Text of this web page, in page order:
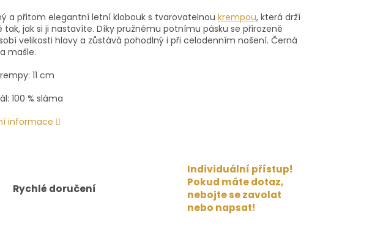
a přitom elegantní letní klobouk s tvarovatelnou krempou, která drží
tak, jak si ji nastavíte. Díky pružnému potnímu pásku se přirozeně
velikosti hlavy a zůstává pohodlný i při celodenním nošení. Černá
mašle.
11 cm
100 % sláma
informace
Rychlé doručení
Individuální přístup!
Pokud máte dotaz,
nebojte se zavolat
nebo napsat!